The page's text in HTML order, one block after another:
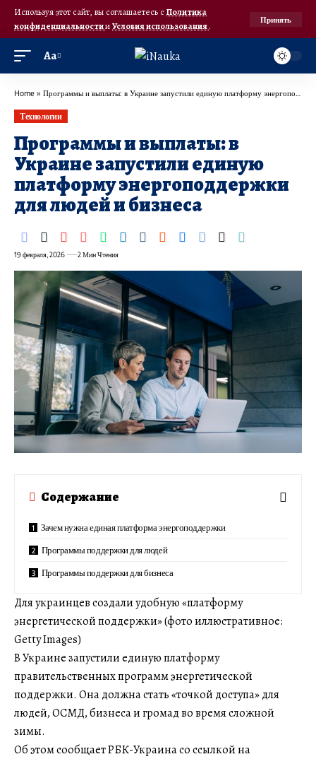
Используя этот сайт, вы соглашаетесь с Политика
конфиденциальностииУсловия использования.
Принять
Аа
Home » Программы и выплаты: в Украине запустили единую платформу энергоподдержки для людей и бизнеса
Технологии
Программы и выплаты: в
Украине запустили единую
платформу энергоподдержки
для людей и бизнеса
19 февраля, 2026 2 Мин Чтения
Содержание
Зачем нужна единая платформа энергоподдержки
Программы поддержки для людей
Программы поддержки для бизнеса
Для украинцев создали удобную «платформу
энергетической поддержки» (фото иллюстративное:
Getty Images)
В Украине запустили единую платформу
правительственных программ энергетической
поддержки. Она должна стать «точкой доступа» для
людей, ОСМД, бизнеса и громад во время сложной
зимы.
Об этом сообщает РБК-Украина со ссылкой на